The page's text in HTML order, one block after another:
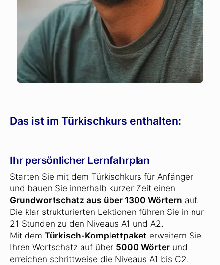
Das ist im Türkischkurs enthalten:
Ihr persönlicher Lernfahrplan
Starten Sie mit dem Türkischkurs für Anfänger
und bauen Sie innerhalb kurzer Zeit einen
Grundwortschatz aus über 1300 Wörtern auf.
Die klar strukturierten Lektionen führen Sie in nur
21 Stunden zu den Niveaus A1 und A2.
Mit dem Türkisch-Komplettpaket erweitern Sie
Ihren Wortschatz auf über 5000 Wörter und
erreichen schrittweise die Niveaus A1 bis C2.